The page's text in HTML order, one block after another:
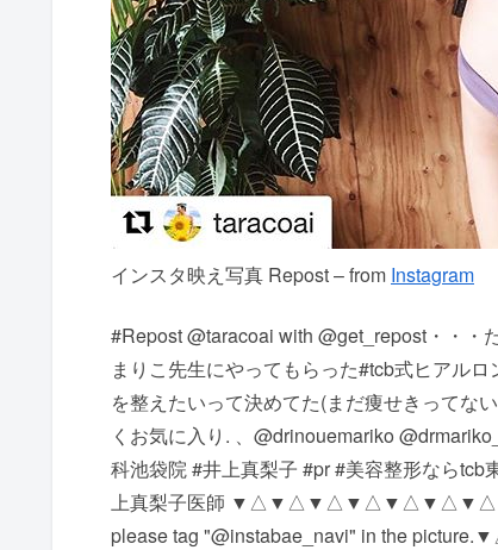
インスタ映え写真 Repost – from Instagram
#Repost @taracoai with @get_repost・・
まりこ先生にやってもらった#tcb式ヒアル
を整えたいって決めてた(まだ痩せきってな
くお気に入り️️. 、@drinouemariko
科池袋院 #井上真梨子 #pr #美容整形なら
上真梨子医師
please tag "@instabae_navi" in the